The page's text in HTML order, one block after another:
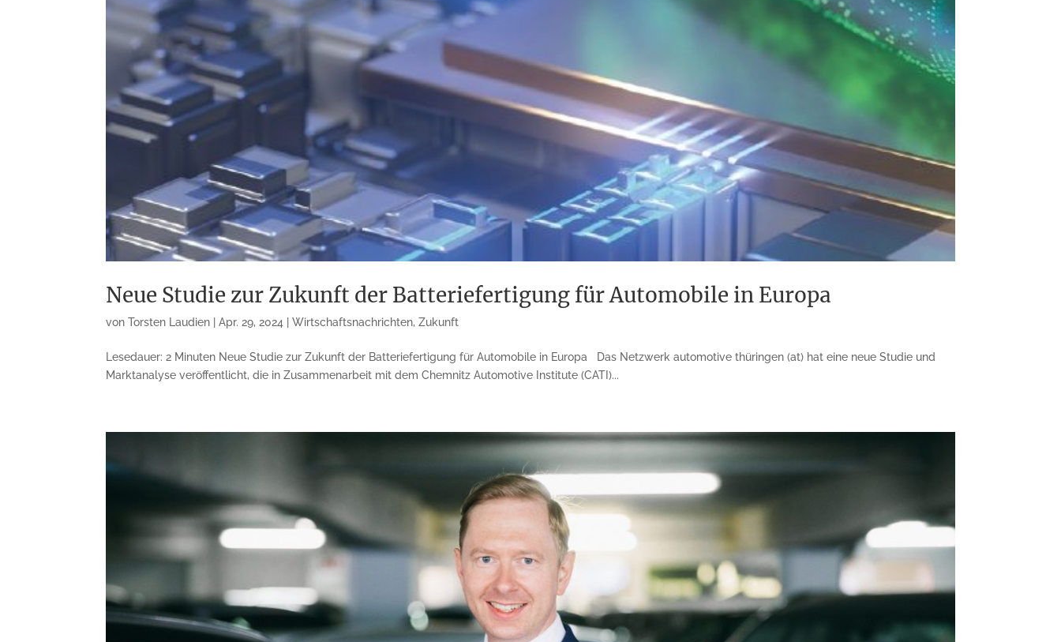
Neue Studie zur Zukunft der Batteriefertigung für Automobile in Europa
vonTorsten Laudien |Apr. 29, 2024 |Wirtschaftsnachrichten,Zukunft
Lesedauer: 2 Minuten Neue Studie zur Zukunft der Batteriefertigung für Automobile in Europa Das Netzwerk automotive thüringen (at) hat eine neue Studie und
Marktanalyse veröffentlicht, die in Zusammenarbeit mit dem Chemnitz Automotive Institute (CATI)...